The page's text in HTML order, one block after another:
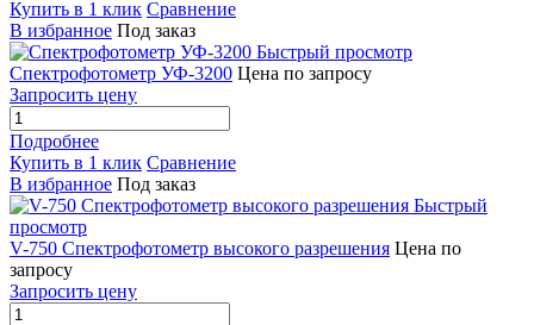
Купить в 1 клик Сравнение
В избранное Под заказ
Быстрый просмотр
Спектрофотометр УФ-3200 Цена по запросу
Запросить цену
Подробнее
Купить в 1 клик Сравнение
В избранное Под заказ
Быстрый
просмотр
V-750 Спектрофотометр высокого разрешения Цена по
запросу
Запросить цену